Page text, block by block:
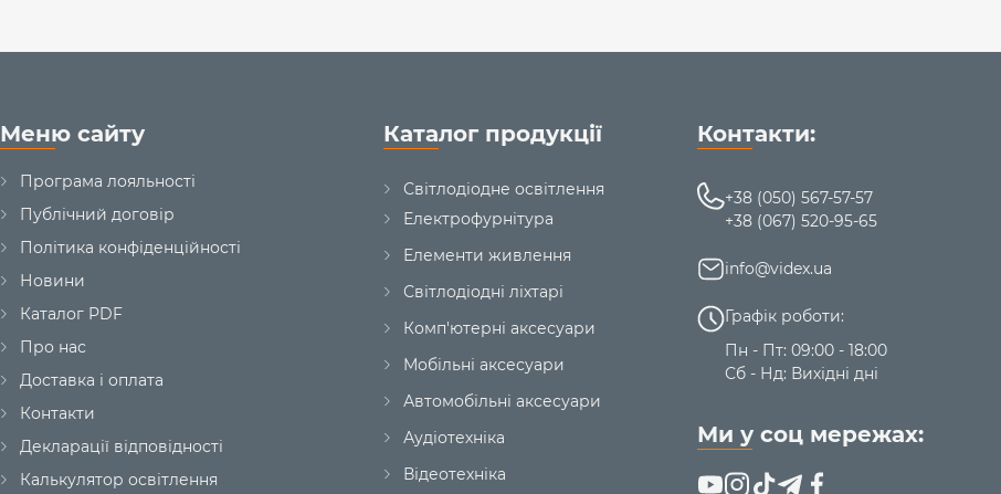
Меню сайту
Програма лояльності
Публічний договір
Політика конфіденційності
Новини
Каталог PDF
Про нас
Доставка і оплата
Контакти
Декларації відповідності
Калькулятор освітлення
Каталог продукції
Світлодіодне освітлення
Електрофурнітура
Елементи живлення
Світлодіодні ліхтарі
Комп'ютерні аксесуари
Мобільні аксесуари
Автомобільні аксесуари
Аудіотехніка
Відеотехніка
Контакти:
+38 (050) 567-57-57
+38 (067) 520-95-65
info@videx.ua
Графік роботи:
Пн - Пт: 09:00 - 18:00
Сб - Нд: Вихідні дні
Ми у соц мережах: